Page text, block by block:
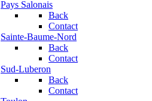
Pays Salonais
Back
Contact
Sainte-Baume-Nord
Back
Contact
Sud-Luberon
Back
Contact